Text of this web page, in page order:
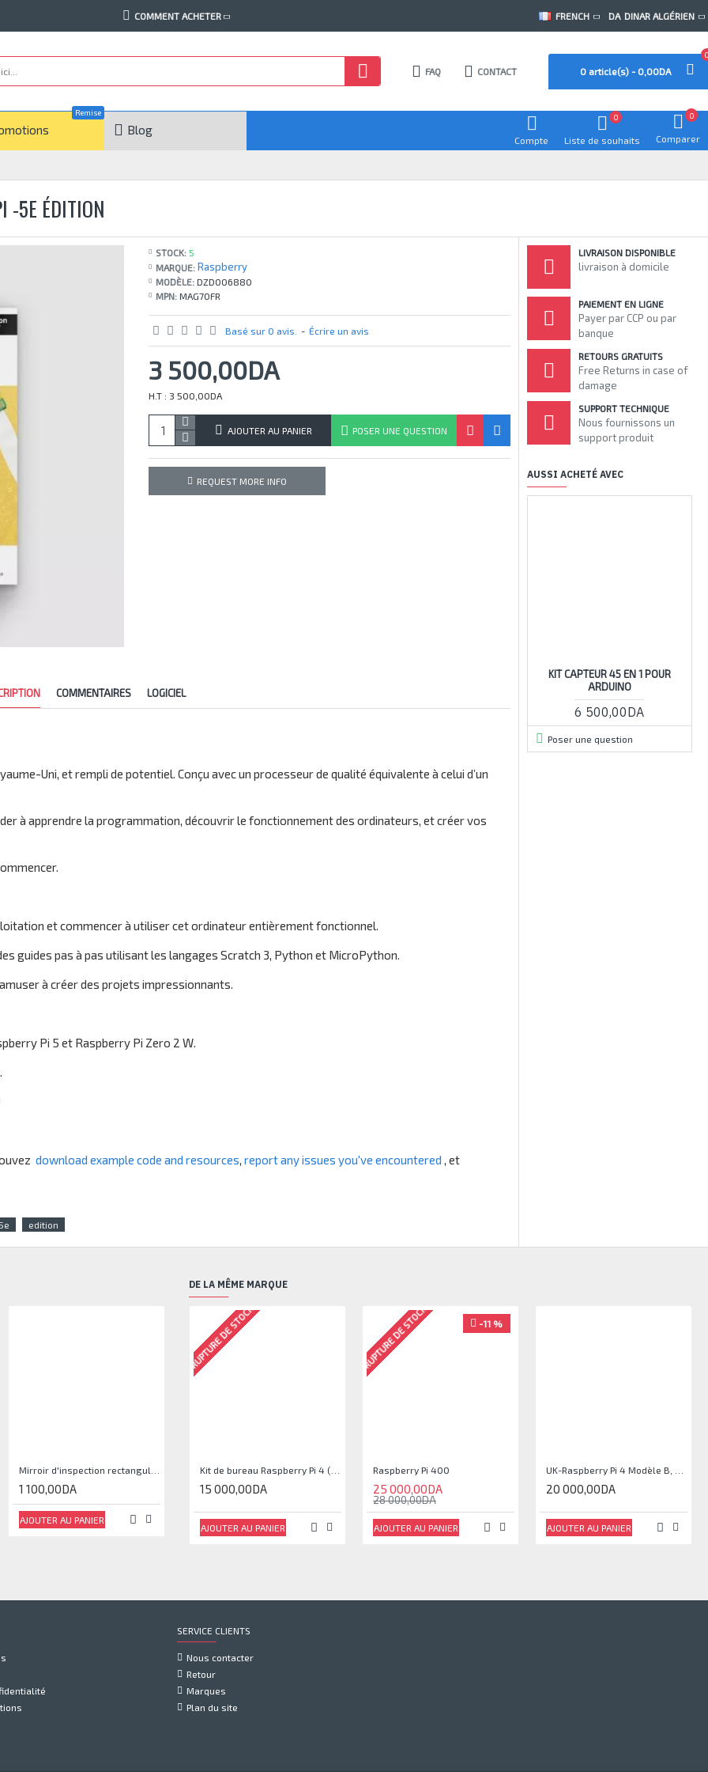
COMMENT ACHETER FRENCH DA DINAR ALGÉRIEN
FAQ CONTACT 0 article(s) - 0,00DA
Remise
Blog
Compte Liste de souhaits
0
Comparer
0
-5E ÉDITION
STOCK: 5
MARQUE: Raspberry
MODÈLE: DZD006880
MPN: MAG70FR
Basé sur 0 avis. - Écrire un avis
3 500,00DA
H.T : 3 500,00DA
AJOUTER AU PANIER POSER UNE QUESTION
REQUEST MORE INFO
COMMENTAIRES LOGICIEL
Uni, et rempli de potentiel. Conçu avec un processeur de qualité équivalente à celui d’un
à apprendre la programmation, découvrir le fonctionnement des ordinateurs, et créer vos
et commencer à utiliser cet ordinateur entièrement fonctionnel.
guides pas à pas utilisant les langages Scratch 3, Python et MicroPython.
à créer des projets impressionnants.
Pi 5 et Raspberry Pi Zero 2 W.
download example code and resources report any issues you've encountered , et
edition
LIVRAISON DISPONIBLE
livraison à domicile
PAIEMENT EN LIGNE
Payer par CCP ou par
banque
RETOURS GRATUITS
Free Returns in case of
damage
SUPPORT TECHNIQUE
Nous fournissons un
support produit
AUSSI ACHETÉ AVEC
KIT CAPTEUR 45 EN 1 POUR
ARDUINO
6 500,00DA
Poser une question
1 100,00DA
AJOUTER AU PANIER
DE LA MÊME MARQUE
RUPTURE DE STOCK
15 000,00DA
AJOUTER AU PANIER
-11 %
RUPTURE DE STOCK
Raspberry Pi 400
25 000,00DA
28 000,00DA
AJOUTER AU PANIER
20 000,00DA
AJOUTER AU PANIER
SERVICE CLIENTS
Nous contacter
Retour
Marques
Plan du site